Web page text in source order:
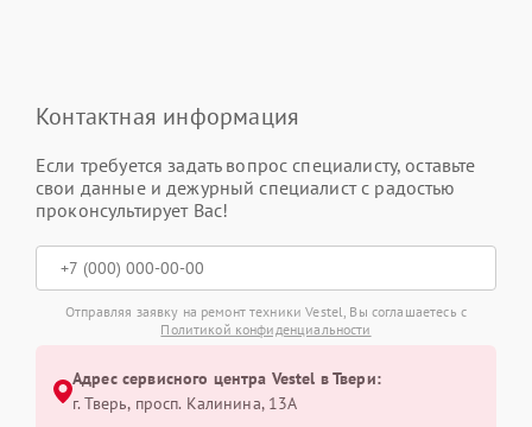
Контактная информация
Если требуется задать вопрос специалисту, оставьте
свои данные и дежурный специалист с радостью
проконсультирует Вас!
Отправляя заявку на ремонт техники Vestel, Вы соглашаетесь с
Политикой конфиденциальности
Адрес сервисного центра Vestel в Твери:
г. Тверь, просп. Калинина, 13А